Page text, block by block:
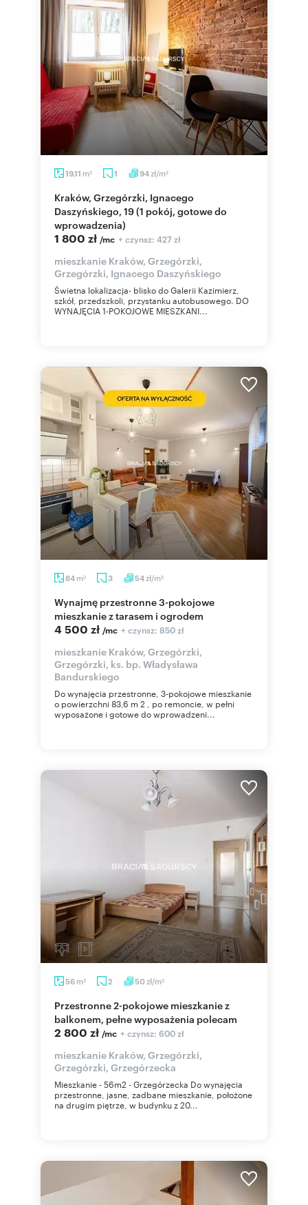
19,11 m2 1 94zł/m2
Kraków, Grzegórzki, Ignacego
Daszyńskiego, 19 (1 pokój, gotowe do
wprowadzenia)
1 800 zł /mc + czynsz: 427 zł
mieszkanie Kraków, Grzegórzki,
Grzegórzki, Ignacego Daszyńskiego
Świetna lokalizacja- blisko do Galerii Kazimierz,
szkół, przedszkoli, przystanku autobusowego. DO
WYNAJĘCIA 1-POKOJOWE MIESZKANI...
84 m2 3 54zł/m2
Wynajmę przestronne 3-pokojowe
mieszkanie z tarasem i ogrodem
4 500 zł /mc + czynsz: 850 zł
mieszkanie Kraków, Grzegórzki,
Grzegórzki, ks. bp. Władysława
Bandurskiego
Do wynajęcia przestronne, 3-pokojowe mieszkanie
o powierzchni 83,6 m 2 , po remoncie, w pełni
wyposażone i gotowe do wprowadzeni...
56 m2 2 50zł/m2
Przestronne 2-pokojowe mieszkanie z
balkonem, pełne wyposażenia polecam
2 800 zł /mc + czynsz: 600 zł
mieszkanie Kraków, Grzegórzki,
Grzegórzki, Grzegórzecka
Mieszkanie - 56m2 - Grzegórzecka Do wynajęcia
przestronne, jasne, zadbane mieszkanie, położone
na drugim piętrze, w budynku z 20...